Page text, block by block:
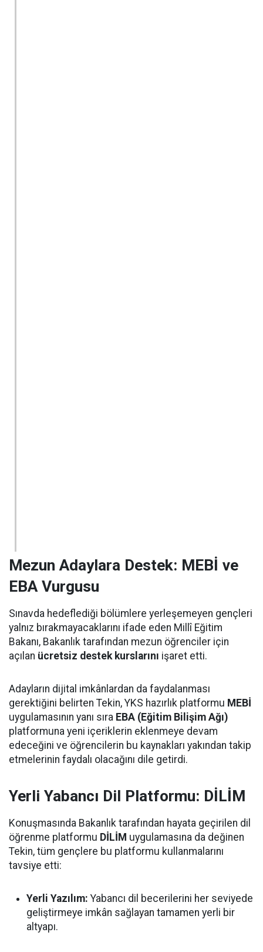
Mezun Adaylara Destek: MEBİ ve
EBA Vurgusu
Sınavda hedeflediği bölümlere yerleşemeyen gençleri
yalnız bırakmayacaklarını ifade eden Millî Eğitim
Bakanı, Bakanlık tarafından mezun öğrenciler için
açılan ücretsiz destek kurslarını işaret etti.
Adayların dijital imkânlardan da faydalanması
gerektiğini belirten Tekin, YKS hazırlık platformu MEBİ
uygulamasının yanı sıra EBA (Eğitim Bilişim Ağı)
platformuna yeni içeriklerin eklenmeye devam
edeceğini ve öğrencilerin bu kaynakları yakından takip
etmelerinin faydalı olacağını dile getirdi.
Yerli Yabancı Dil Platformu: DİLİM
Konuşmasında Bakanlık tarafından hayata geçirilen dil
öğrenme platformu DİLİM uygulamasına da değinen
Tekin, tüm gençlere bu platformu kullanmalarını
tavsiye etti:
Yerli Yazılım: Yabancı dil becerilerini her seviyede
geliştirmeye imkân sağlayan tamamen yerli bir
altyapı.